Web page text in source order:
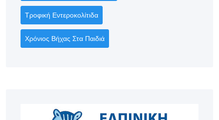
Τροφική Εντεροκολίτιδα
Χρόνιος Βήχας Στα Παιδιά